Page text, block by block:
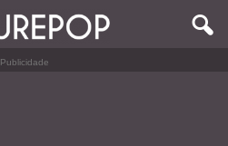
Publicidade